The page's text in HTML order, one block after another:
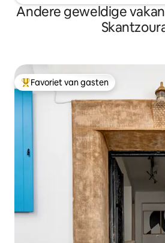
Andere geweldige
Topfavoriet van gasten
Favoriet van gasten